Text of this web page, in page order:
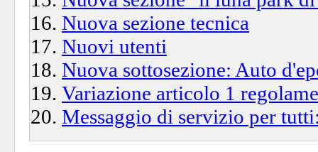
Nuova sezione tecnica
Nuovi utenti
Nuova sottosezione: Auto
Variazione articolo 1
Messaggio di servizio per